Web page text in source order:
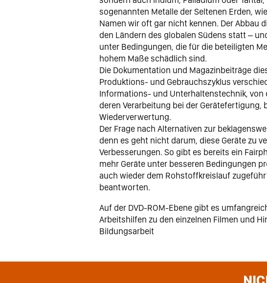
sogenannten Metalle der Seltenen Erden,
Namen wir oft gar nicht kennen. Der Abbau
den Ländern des globalen Südens statt –
unter Bedingungen, die für die beteiligten
hohem Maße schädlich sind.
Die Dokumentation und Magazinbeiträge
Produktions- und Gebrauchszyklus
Informations- und Unterhaltenstechnik,
deren Verarbeitung bei der Gerätefertigung,
Wiederverwertung.
Der Frage nach Alternativen zur
denn es geht nicht darum, diese Geräte zu
Verbesserungen. So gibt es bereits ein
mehr Geräte unter besseren Bedingungen
auch wieder dem Rohstoffkreislauf
beantworten.
Auf der DVD-ROM-Ebene gibt es
Arbeitshilfen zu den einzelnen Filmen und
Bildungsarbeit